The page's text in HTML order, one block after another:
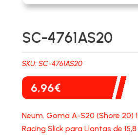
SC-4761AS20
SKU: SC-4761AS20
6,96€
Neum. Goma A-S20 (Shore 20)
Racing Slick para Llantas de